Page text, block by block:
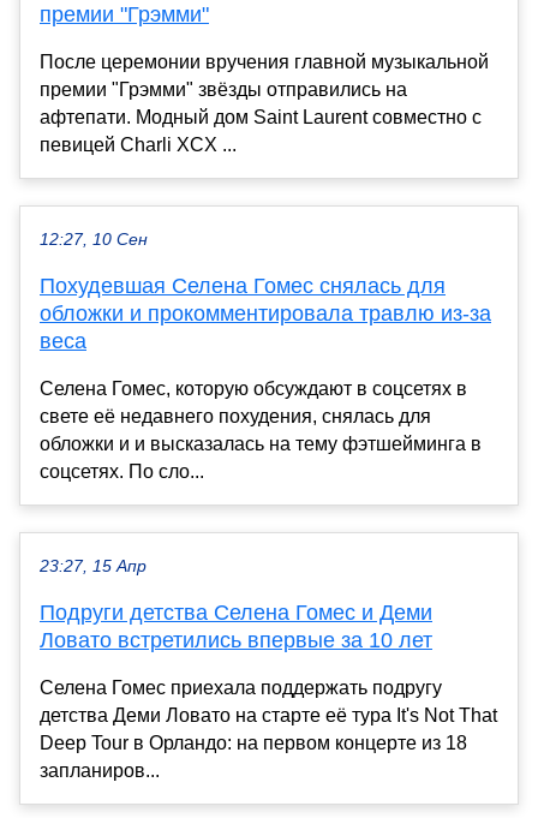
премии "Грэмми"
После церемонии вручения главной музыкальной
премии "Грэмми" звёзды отправились на
афтепати. Модный дом Saint Laurent совместно с
певицей Charli XCX ...
12:27, 10 Сен
Похудевшая Селена Гомес снялась для
обложки и прокомментировала травлю из-за
веса
Селена Гомес, которую обсуждают в соцсетях в
свете её недавнего похудения, снялась для
обложки и и высказалась на тему фэтшейминга в
соцсетях. По сло...
23:27, 15 Апр
Подруги детства Селена Гомес и Деми
Ловато встретились впервые за 10 лет
Селена Гомес приехала поддержать подругу
детства Деми Ловато на старте её тура It's Not That
Deep Tour в Орландо: на первом концерте из 18
запланиров...